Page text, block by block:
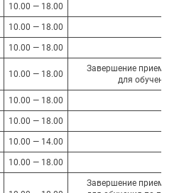
10.00 — 18.00
10.00 — 18.00
10.00 — 18.00
10.00 — 18.00
Завершение приема
для обучения
10.00 — 18.00
10.00 — 18.00
10.00 — 14.00
10.00 — 18.00
Завершение приема